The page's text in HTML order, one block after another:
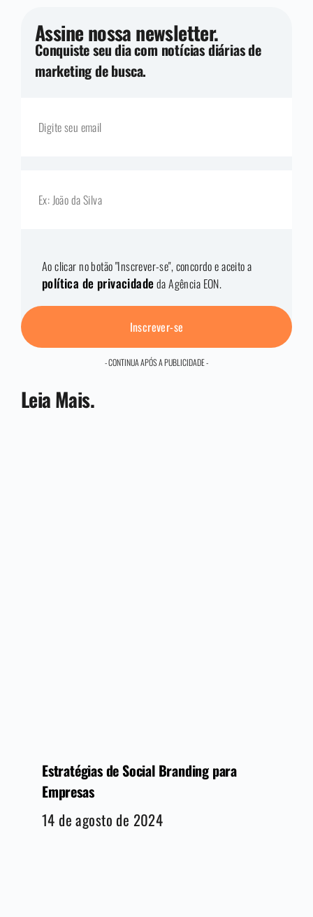
Assine nossa newsletter.
Conquiste seu dia com notícias diárias de
marketing de busca.
Ao clicar no botão "Inscrever-se", concordo e aceito a
política de privacidadeda Agência EON.
Inscrever-se
- CONTINUA APÓS A PUBLICIDADE -
Leia Mais.
Estratégias de Social Branding para
Empresas
14 de agosto de 2024